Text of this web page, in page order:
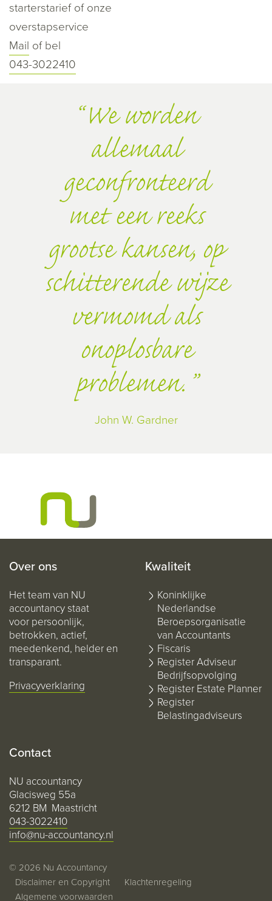
starterstarief of onze
overstapservice
Mail of bel
043-3022410
We worden
allemaal
geconfronteerd
met een reeks
grootse kansen, op
schitterende wijze
vermomd als
onoplosbare
problemen.
John W. Gardner
Over ons
Het team van NU
accountancy staat
voor persoonlijk,
betrokken, actief,
meedenkend, helder en
transparant.
Privacyverklaring
Kwaliteit
Koninklijke
Nederlandse
Beroepsorganisatie
van Accountants
Fiscaris
Register Adviseur
Bedrijfsopvolging
Register Estate Planner
Register
Belastingadviseurs
Contact
NU accountancy
Glacisweg 55a
6212 BM Maastricht
043-3022410
info@nu-accountancy.nl
© 2026 Nu Accountancy
Disclaimer en Copyright
Klachtenregeling
Algemene voorwaarden